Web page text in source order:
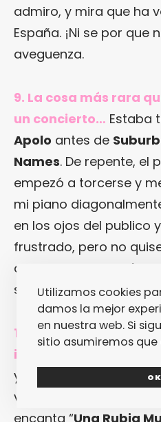
admiro, y mira que ha
España. ¡Ni se por que
aveguenza.
9. La cosa más rara
un concierto… Estaba
Apolo antes de
Names. De repente, el
empezó a torcerse y
mi piano
en los ojos del publico
frustrado, pero no
aunque la inclinación
segundo.
10. ¿Una canción,
inconfesable?
y “
:
videos respectivos no
encanta “Una Rubia
Utilizamos cookies
damos la mejor
en nuestra web. Si
sitio asumiremos
OK